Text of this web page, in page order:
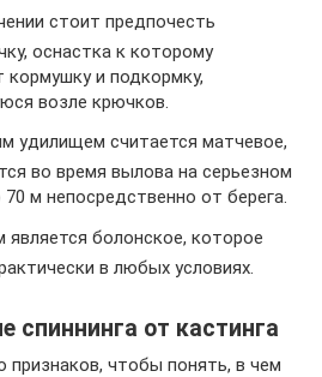
стоит предпочесть
оснастка к которому
кормушку и подкормку,
возле крючков.
удилищем считается матчевое,
во время вылова на серьезном
м непосредственно от берега.
является болонское, которое
в любых условиях.
спиннинга от кастинга
признаков, чтобы понять, в чем